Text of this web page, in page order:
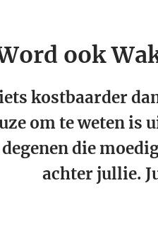
ook
kostbaarder
om te weten is
die
achter jullie.